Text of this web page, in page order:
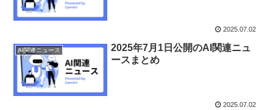
2025.07.02
AI関連ニュース
2025年7月1日公開のAI関連ニュ
ースまとめ
2025.07.02